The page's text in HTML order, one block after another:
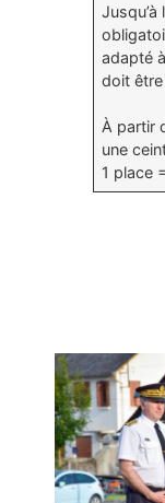
adapté
doit être
À partir
une
1 place